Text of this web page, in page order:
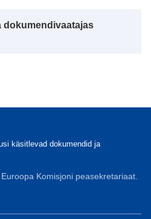
dokumendivaatajas
käsitlevad dokumendid ja
Komisjoni peasekretariaat.